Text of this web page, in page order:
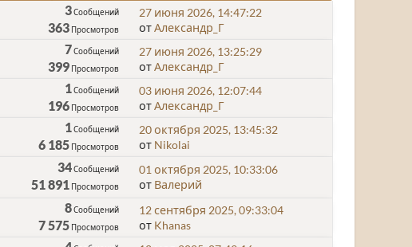
3Сообщений
363 Просмотров
27 июня 2026, 14:47:22
отАлександр_Г
7Сообщений
399 Просмотров
27 июня 2026, 13:25:29
отАлександр_Г
1 Сообщений
196 Просмотров
03 июня 2026, 12:07:44
отАлександр_Г
1 Сообщений
6 185 Просмотров
20 октября 2025, 13:45:32
от Nikolai
34Сообщений
51 891 Просмотров
01 октября 2025, 10:33:06
от Валерий
8Сообщений
7 575 Просмотров
12 сентября 2025, 09:33:04
от Khanas